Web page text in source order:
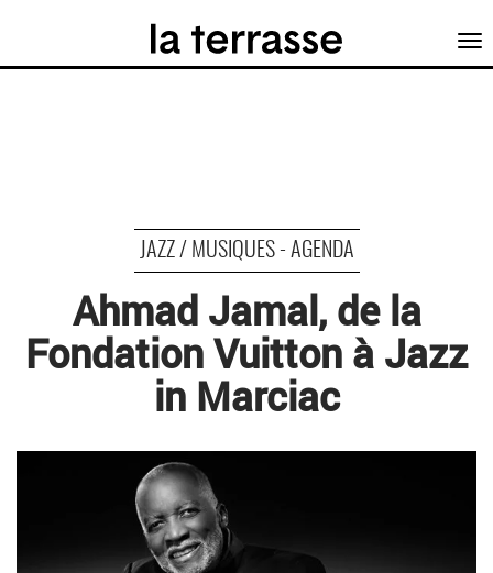
JAZZ / MUSIQUES - AGENDA
Ahmad Jamal, de la
Fondation Vuitton à Jazz
in Marciac